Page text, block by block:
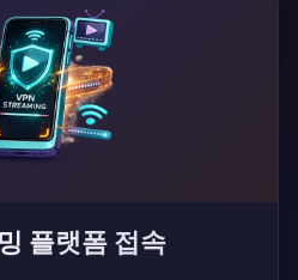
플랫폼 접속